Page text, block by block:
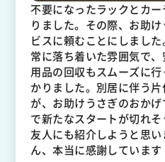
不要になったラックとカ
りました。その際、お助
ビスに頼むことにしまし
常に落ち着いた雰囲気で
用品の回収もスムーズに
かりました。別居に伴う
が、お助けうさぎのおか
で新たなスタートが切れ
友人にも紹介しようと思
ん、本当に感謝しています